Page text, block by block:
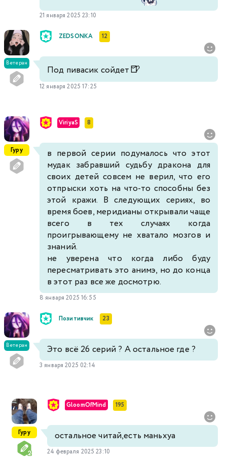
21 января 2025 23:10
Ветеран
ZEDSONKA 12
Под пивасик сойдет🍺
12 января 2025 17:25
Гуру
ViriyaS 8
в первой серии подумалось что этот
мудак забравший судьбу дракона для
своих детей совсем не верил, что его
отпрыски хоть на что-то способны без
этой кражи. В следующих сериях, во
время боев, меридианы открывали чаще
всего в тех случаях когда
проигрывающему не хватало мозгов и
знаний.
не уверена что когда либо буду
пересматривать это анимэ, но до конца
в этот раз все же досмотрю.
8 января 2025 16:55
Ветеран
Позитивчик 23
Это всё 26 серий ? А остальное где ?
3 января 2025 02:14
Гуру
GloomOfMind 195
остальное читай,есть маньхуа
24 февраля 2025 23:10